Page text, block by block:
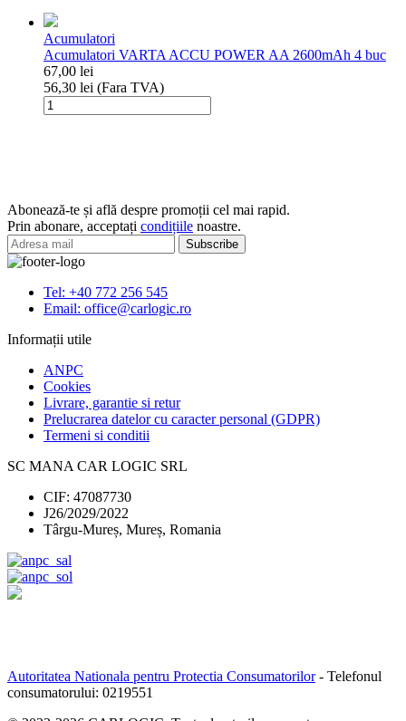
2100
mAh
inclusi
USB,
2
sloturi,
AA/AAA
+
2
Acumulatori
Acumulatori VARTA ACCU POWER AA 2600mAh 4 buc
67,00 lei
56,30 lei (Fara TVA)
Cantitate
Acumulatori
4
buc
Abonează-te și află despre promoții cel mai rapid.
Prin abonare, acceptați condițiile noastre.
Tel: +40 772 256 545
Email: office@carlogic.ro
Informații utile
ANPC
Cookies
Livrare, garantie si retur
Prelucrarea datelor cu caracter personal (GDPR)
Termeni si conditii
SC MANA CAR LOGIC SRL
CIF: 47087730
J26/2029/2022
Târgu-Mureș, Mureș, Romania
Autoritatea Nationala pentru Protectia Consumatorilor- Telefonul
consumatorului: 0219551